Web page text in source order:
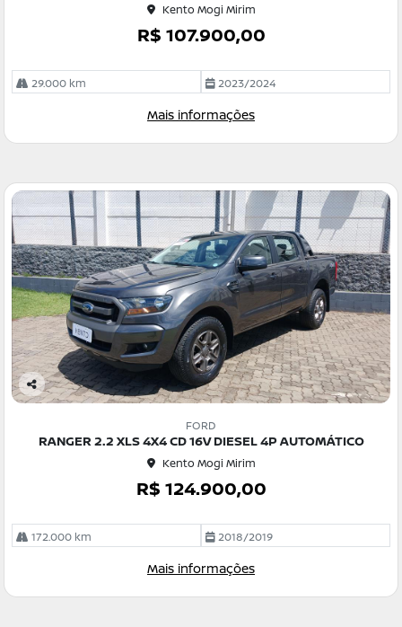
Kento Mogi Mirim
R$ 107.900,00
29.000 km 2023/2024
Mais informações
Co
FORD
RANGER 2.2 XLS 4X4 CD 16V DIESEL 4P AUTOMÁTICO
Kento Mogi Mirim
R$ 124.900,00
172.000 km 2018/2019
Mais informações